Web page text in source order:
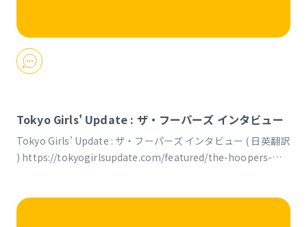
Tokyo Girls' Update : ザ・フーパーズ インタビュー
Tokyo Girls' Update : ザ・フーパーズ インタビュー ( 日英翻訳
) https://tokyogirlsupdate.com/featured/the-hoopers-